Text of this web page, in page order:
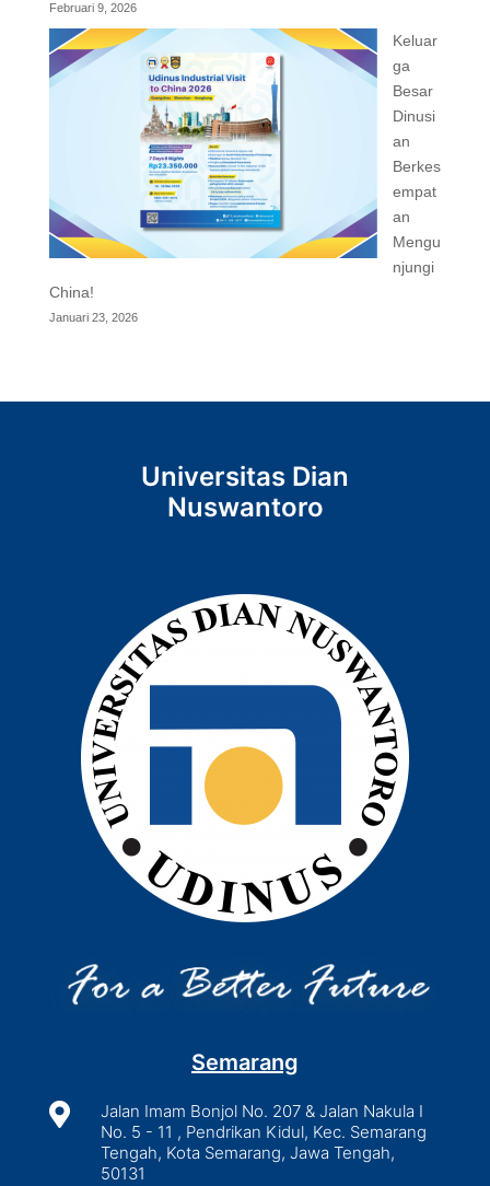
Februari 9, 2026
Keluar
ga
Besar
Dinusi
an
Berkes
empat
an
Mengu
njungi
China!
Januari 23, 2026
Universitas Dian
Nuswantoro
Semarang

Jalan Imam Bonjol No. 207 & Jalan Nakula I
No. 5 - 11 , Pendrikan Kidul, Kec. Semarang
Tengah, Kota Semarang, Jawa Tengah,
50131